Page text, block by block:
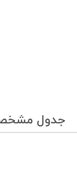
جدول